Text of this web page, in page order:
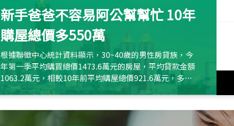
新手爸爸不容易阿公幫幫忙 10年
購屋總價多550萬
根據聯徵中心統計資料顯示，30~40歲的男性房貸族，今
年第一季平均購買總價1473.6萬元的房屋，平均貸款金額
1063.2萬元，相較10年前平均購屋總價921.6萬元，多出
約550萬元，且貸款金額也多